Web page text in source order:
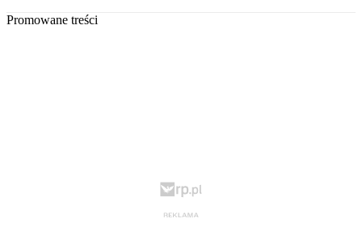
Promowane treści